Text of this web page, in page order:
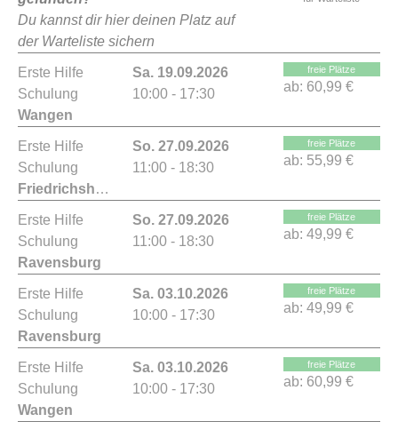
Du kannst dir hier deinen Platz auf
der Warteliste sichern
Erste Hilfe
Schulung
Wangen
Sa. 19.09.2026
10:00 - 17:30
freie Plätze
ab: 60,99 €
Erste Hilfe
Schulung
Friedrichshafen
So. 27.09.2026
11:00 - 18:30
freie Plätze
ab: 55,99 €
Erste Hilfe
Schulung
Ravensburg
So. 27.09.2026
11:00 - 18:30
freie Plätze
ab: 49,99 €
Erste Hilfe
Schulung
Ravensburg
Sa. 03.10.2026
10:00 - 17:30
freie Plätze
ab: 49,99 €
Erste Hilfe
Schulung
Wangen
Sa. 03.10.2026
10:00 - 17:30
freie Plätze
ab: 60,99 €